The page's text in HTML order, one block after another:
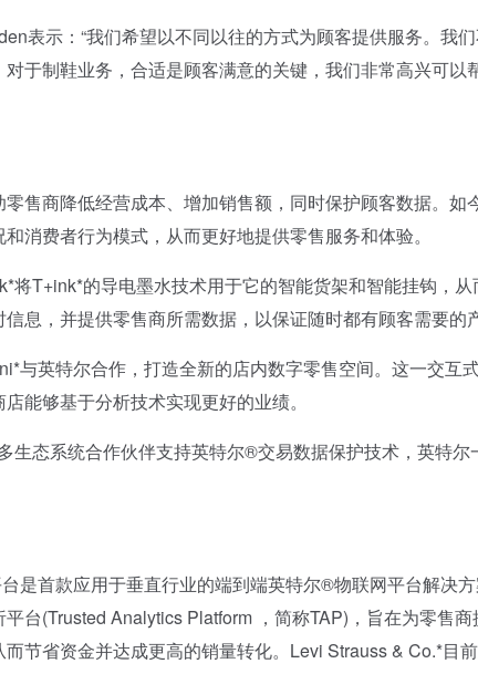
示：“我们希望以不同以往的方式为顾客提供服务。我们
于制鞋业务，合适是顾客满意的关键，我们非常高兴可以
商降低经营成本、增加销售额，同时保护顾客数据。如
消费者行为模式，从而更好地提供零售服务和体验。
T+ink*的导电墨水技术用于它的智能货架和智能挂钩，从
息，并提供零售商所需数据，以保证随时都有顾客需要的产
英特尔合作，打造全新的店内数字零售空间。这一交互
能够基于分析技术实现更好的业绩。
态系统合作伙伴支持英特尔®交易数据保护技术，英特尔
首款应用于垂直行业的端到端英特尔®物联网平台解决方
台(Trusted Analytics Platform ，简称TAP)，旨在为零售
节省资金并达成更高的销量转化。Levi Strauss & Co.*目